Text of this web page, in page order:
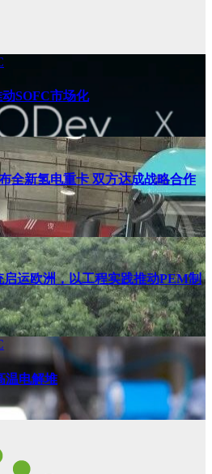
SOFC市场化
全新氢电重卡 双方达成战略合作
运欧洲，以工程实践推动PEM制
温电解堆